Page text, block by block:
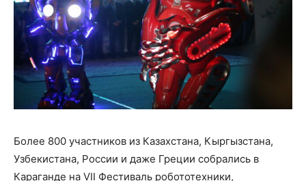
Более 800 участников из Казахстана, Кыргызстана,
Узбекистана, России и даже Греции собрались в
Караганде на VII Фестиваль робототехники,